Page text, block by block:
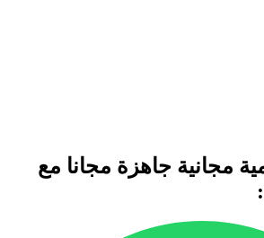
مجانية جاهزة مجانا مع